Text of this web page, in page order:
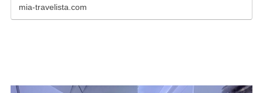
mia-travelista.com